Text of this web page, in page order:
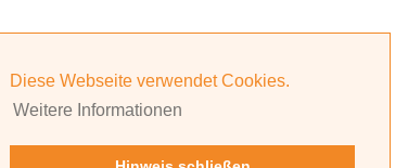
Diese Webseite verwendet Cookies.
Weitere Informationen